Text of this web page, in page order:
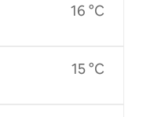
16 °C
15 °C